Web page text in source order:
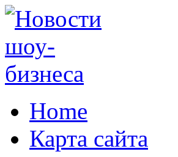
Home
Карта сайта